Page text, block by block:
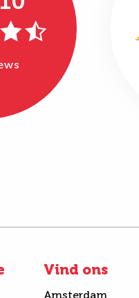
Vind ons
Amsterdam